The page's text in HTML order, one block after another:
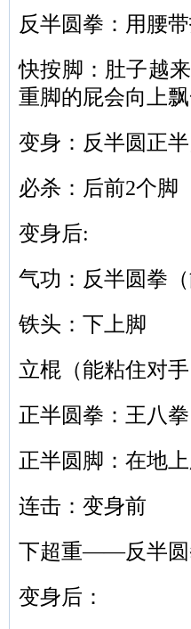
反半圆拳：用腰
快按脚：肚子越
重脚的屁会向上
变身：反半圆正
必杀：后前2个脚
变身后:
气功：反半圆拳（
铁头：下上脚
立棍（能粘住对手
正半圆拳：王八拳
正半圆脚：在地
连击：变身前
下超重——反半圆
变身后：